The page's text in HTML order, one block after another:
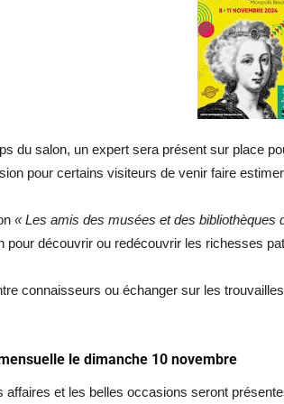
du salon, un expert sera présent sur place
pour certains visiteurs de venir faire
« Les amis des musées et des bibliothèques
pour découvrir ou redécouvrir les richesses
connaisseurs ou échanger sur les
le dimanche 10 novembre
affaires et les belles occasions seront